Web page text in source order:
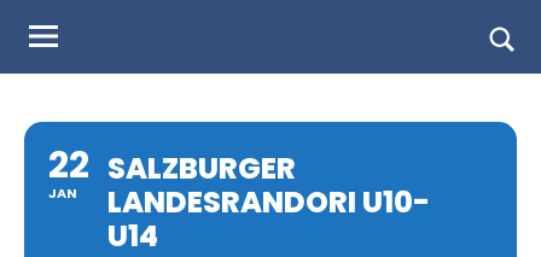
Judo
Landesverband
Salzburg
form
22
JAN
SALZBURGER
LANDESRANDORI U10-
U14